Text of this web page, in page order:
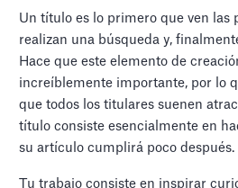
Un título es lo primero que ven las
realizan una búsqueda y,
Hace que este elemento de
increíblemente importante, por lo
que todos los titulares suenen
título consiste esencialmente en
su artículo cumplirá poco después.
Tu trabajo consiste en inspirar